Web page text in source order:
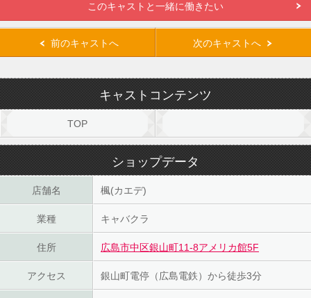
このキャストと一緒に働きたい
前のキャストへ 次のキャストへ
キャストコンテンツ
TOP
ショップデータ
店舗名 楓(カエデ)
業種 キャバクラ
住所 広島市中区銀山町11-8アメリカ館5F
アクセス 銀山町電停（広島電鉄）から徒歩3分